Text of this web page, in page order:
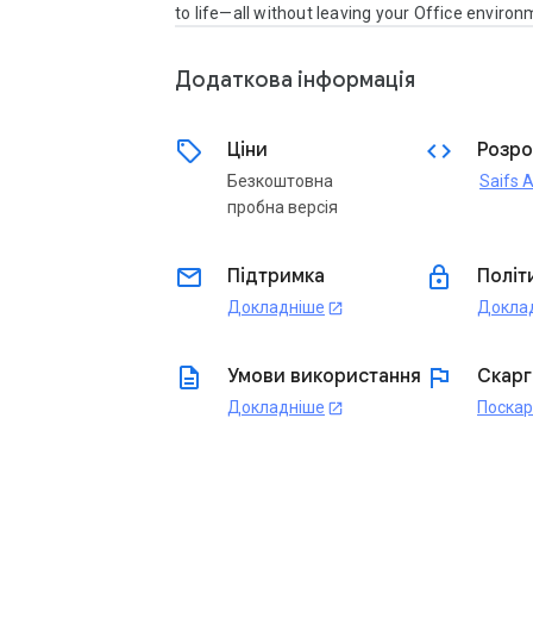
to life—all without leaving your Office
Додаткова iнформацiя
sell Ціни
Безкоштовна
пробна версія
code
Saifs
email Підтримка
Докладніше open_in_new
lock
description Умови використання
Докладніше open_in_new
flag